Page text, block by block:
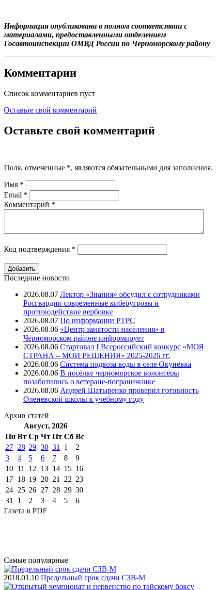
Информация опубликована в полном соответствии с
материалами, предоставленными отделением
Госавтоинспекции ОМВД России по Черноморскому району
Комментарии
Список комментариев пуст
Оставьте свой комментарий
Оставьте свой комментарий
Поля, отмеченные *, являются обязательными для заполнения.
Имя *
Email *
Комментарий *
Код подтверждения *
Последние новости
2026.08.07 Лектор «Знания» обсудил с сотрудниками
Росгвардии современные киберугрозы и
противодействие вербовке
2026.08.07 ⁠По информации РТРС
2026.08.06 «Центр занятости населения» в
Черноморском районе информирует
2026.08.06 Стартовал I Всероссийский конкурс «МОЯ
СТРАНА – МОИ РЕШЕНИЯ» 2025-2026 гг.
2026.08.06 Система подвоза воды в селе Окунёвка
2026.08.06 В посёлке черноморское волонтёры
позаботились о ветеране-пограничнике
2026.08.06 Андрей Шатыренко проверил готовность
Оленевской школы к учебному году
Архив статей
Август, 2026
Пн Вт Ср Чт Пт Cб Вс
27 28 29 30 31 1
2
3
4 5 6 7 8
9
10 11 12 13 14 15 16
17 18 19 20 21 22 23
24 25 26 27 28 29 30
31
1 2 3 4 5
6
Газета в PDF
Самые популярные
2018.01.10 Предельный срок сдачи СЗВ-М